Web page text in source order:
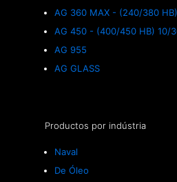
AG 360 MAX - (240/380
AG 450 - (400/450 HB) 10/
AG 955
AG GLASS
Productos por indústria
Naval
De Óleo